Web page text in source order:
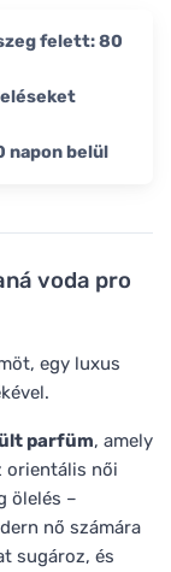
voda pro
egy luxus
parfüm, amely
orientális női
ölelés –
nő számára
sugároz, és
felett: 80
napon belül